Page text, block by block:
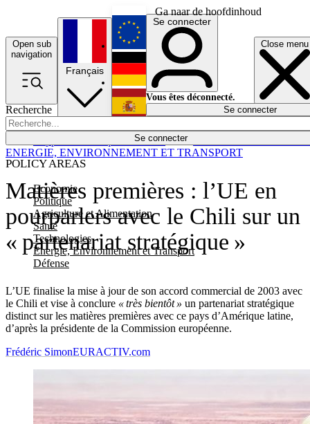
Ga naar de hoofdinhoud
Open sub
navigation
Close menu
Recherche
Se connecter
POLICY AREAS
Economie
Politique
Agriculture et Alimentation
Santé
Technologies
Energie, Environnement et Transport
Défense
Économie
Français
English
Deutsch
Español
Se connecter
Vous êtes déconnecté.
Se connecter
Matières premières : l’UE en
pourparlers avec le Chili sur un
« partenariat stratégique »
L’UE finalise la mise à jour de son accord commercial de 2003 avec
le Chili et vise à conclure « très bientôt » un partenariat stratégique
distinct sur les matières premières avec ce pays d’Amérique latine,
d’après la présidente de la Commission européenne.
ENERGIE, ENVIRONNEMENT ET TRANSPORT
Frédéric SimonEURACTIV.com